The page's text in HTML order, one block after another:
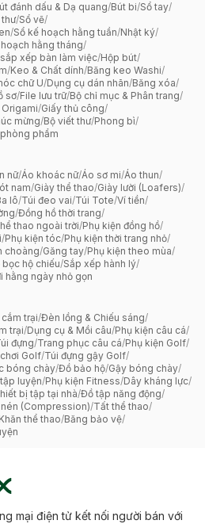
đánh dấu & Dạ quang/Bút bi/Sổ tay/
thư/Sổ vẽ/
/Sổ kế hoạch hằng tuần/Nhật ký/
hằng tháng/
xếp bàn làm việc/Hộp bút/
/Keo & Chất dính/Băng keo Washi/
chữ U/Dụng cụ dán nhãn/Băng xóa/
sơ/File lưu trữ/Bộ chỉ mục & Phân trang/
/Giấy thủ công/
mừng/Bộ viết thư/Phong bì/
phẩm
nữ/Áo khoác nữ/Áo sơ mi/Áo thun/
nam/Giày thể thao/Giày lười (Loafers)/
lô/Túi đeo vai/Túi Tote/Ví tiền/
/Đồng hồ thời trang/
thao ngoài trời/Phụ kiện đồng hồ/
/Phụ kiện tóc/Phụ kiện thời trang nhỏ/
choàng/Găng tay/Phụ kiện theo mùa/
bọc hộ chiếu/Sắp xếp hành lý/
hằng ngày nhỏ gọn
trại/Đèn lồng & Chiếu sáng/
trại/Dụng cụ & Mồi câu/Phụ kiện câu cá/
đựng/Trang phục câu cá/Phụ kiện Golf/
Golf/Túi đựng gậy Golf/
bóng chày/Đồ bảo hộ/Gậy bóng chày/
luyện/Phụ kiện Fitness/Dây kháng lực/
bị tập tại nhà/Đồ tập năng động/
(Compression)/Tất thể thao/
thể thao/Băng bảo vệ/
mại điện tử kết nối người bán với